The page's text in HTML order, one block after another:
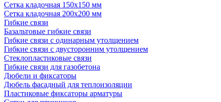
Сетка кладочная 150x150 мм
Сетка кладочная 200x200 мм
Гибкие связи
Базальтовые гибкие связи
Гибкие связи с одинарным утолщением
Гибкие связи с двусторонним утолщением
Стеклопластиковые связи
Гибкие связи для газобетона
Дюбели и фиксаторы
Дюбель фасадный для теплоизоляции
Пластиковые фиксаторы арматуры